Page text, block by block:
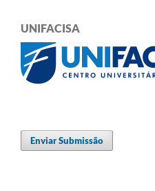
UNIFACISA
Enviar Submissão